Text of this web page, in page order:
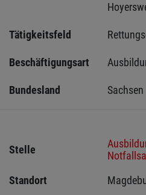
Tätigkeitsfeld
Beschäftigungsart
Bundesland Sachsen
Stelle
Standort